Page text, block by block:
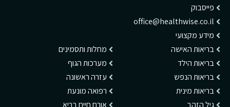
פייסבוק
office@healthwise.co.il
מידע מקצועי
בריאות האישה
בריאות הילד
בריאות הנפש
בריאות מינית
גיל הזהב
מחלות ותסמינים
מערכות הגוף
עזרה ראשונה
רפואה מונעת
אורח חיים בריא